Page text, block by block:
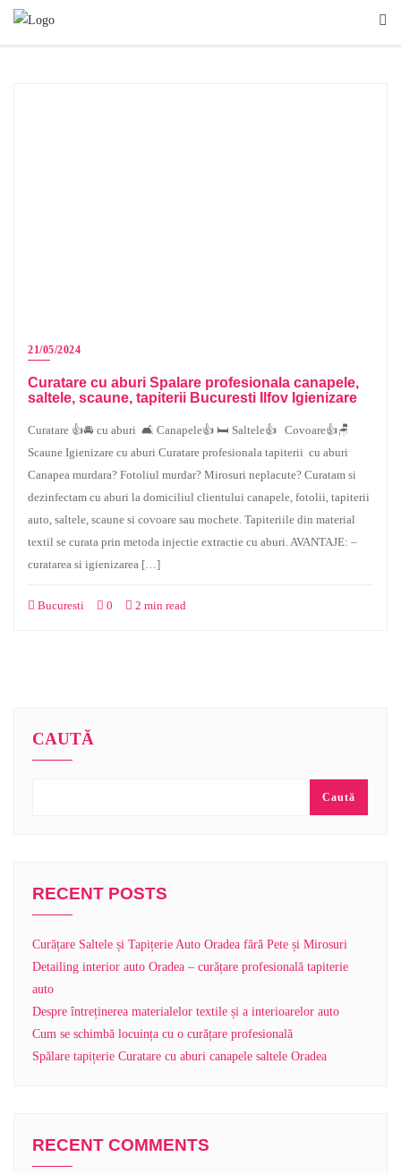
Skip
21/05/2024
Curatare cu aburi Spalare profesionala canapele,
saltele, scaune, tapiterii Bucuresti Ilfov Igienizare
Curatare 👍🚘 cu aburi 🛋 Canapele👍 🛏 Saltele👍 Covoare👍🪑
Scaune Igienizare cu aburi Curatare profesionala tapiterii cu aburi
Canapea murdara? Fotoliul murdar? Mirosuri neplacute? Curatam si
dezinfectam cu aburi la domiciliul clientului canapele, fotolii, tapiterii
auto, saltele, scaune si covoare sau mochete. Tapiteriile din material
textil se curata prin metoda injectie extractie cu aburi. AVANTAJE: –
curatarea si igienizarea […]
Bucuresti 0 2 min read
CAUTĂ
Caută
RECENT POSTS
Curățare Saltele și Tapițerie Auto Oradea fără Pete și Mirosuri
Detailing interior auto Oradea – curățare profesională tapiterie
auto
Despre întreținerea materialelor textile și a interioarelor auto
Cum se schimbă locuința cu o curățare profesională
Spălare tapițerie Curatare cu aburi canapele saltele Oradea
RECENT COMMENTS